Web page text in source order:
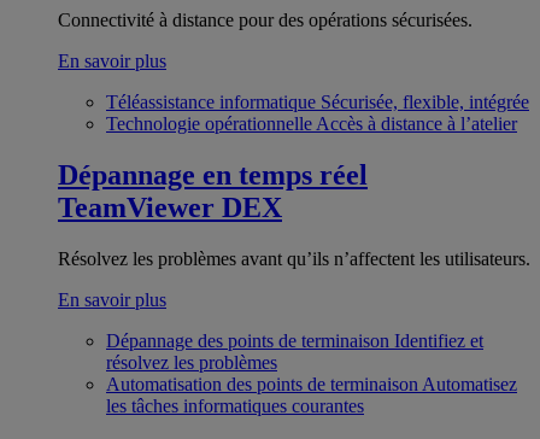
Connectivité à distance pour des opérations sécurisées.
En savoir plus
Téléassistance informatique Sécurisée, flexible, intégrée
Technologie opérationnelle Accès à distance à l’atelier
Dépannage en temps réel
TeamViewer DEX
Résolvez les problèmes avant qu’ils n’affectent les utilisateurs.
En savoir plus
Dépannage des points de terminaison Identifiez et
résolvez les problèmes
Automatisation des points de terminaison Automatisez
les tâches informatiques courantes